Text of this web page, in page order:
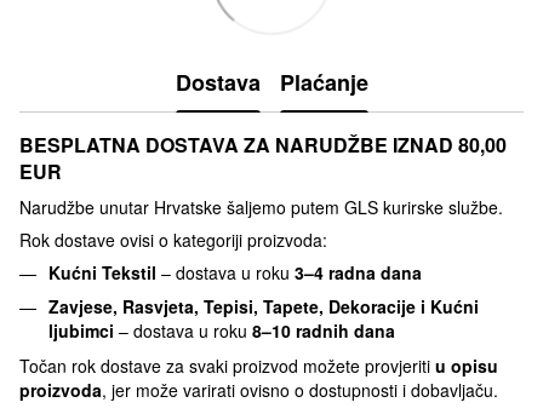
Dostava Plaćanje
BESPLATNA DOSTAVA ZA NARUDŽBE IZNAD 80,00
EUR
Narudžbe unutar Hrvatske šaljemo putem GLS kurirske službe.
Rok dostave ovisi o kategoriji proizvoda:
Kućni Tekstil – dostava u roku 3–4 radna dana
Zavjese, Rasvjeta, Tepisi, Tapete, Dekoracije i Kućni
ljubimci – dostava u roku 8–10 radnih dana
Točan rok dostave za svaki proizvod možete provjeriti u opisu
proizvoda, jer može varirati ovisno o dostupnosti i dobavljaču.